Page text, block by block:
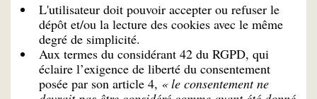
L'utilisateur doit pouvoir accepter ou refuser le
dépôt et/ou la lecture des cookies avec le même
degré de simplicité.
Aux termes du considérant 42 du RGPD, qui
éclaire l’exigence de liberté du consentement
posée par son article 4, « le consentement ne